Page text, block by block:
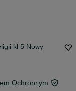
kl 5 Nowy
Ochronnym